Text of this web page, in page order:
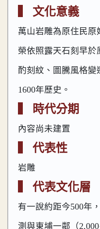
▍ 文化意義
萬山岩雕為原住民
榮依照露天石刻早
酌刻紋、圖騰風格變
1600年歷史。
▍ 時代分期
內容尚未建置
▍ 代表性
岩雕
▍ 代表文化層
有一說約距今500年
測與東埔一鄰（